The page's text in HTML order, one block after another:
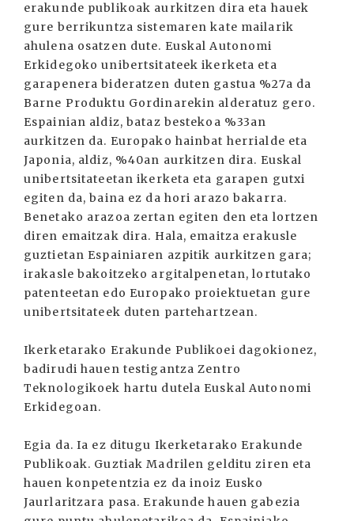
erakunde publikoak aurkitzen dira eta hauek
gure berrikuntza sistemaren kate mailarik
ahulena osatzen dute. Euskal Autonomi
Erkidegoko unibertsitateek ikerketa eta
garapenera bideratzen duten gastua %27a da
Barne Produktu Gordinarekin alderatuz gero.
Espainian aldiz, bataz bestekoa %33an
aurkitzen da. Europako hainbat herrialde eta
Japonia, aldiz, %40an aurkitzen dira. Euskal
unibertsitateetan ikerketa eta garapen gutxi
egiten da, baina ez da hori arazo bakarra.
Benetako arazoa zertan egiten den eta lortzen
diren emaitzak dira. Hala, emaitza erakusle
guztietan Espainiaren azpitik aurkitzen gara;
irakasle bakoitzeko argitalpenetan, lortutako
patenteetan edo Europako proiektuetan gure
unibertsitateek duten partehartzean.
Ikerketarako Erakunde Publikoei dagokionez,
badirudi hauen testigantza Zentro
Teknologikoek hartu dutela Euskal Autonomi
Erkidegoan.
Egia da. Ia ez ditugu Ikerketarako Erakunde
Publikoak. Guztiak Madrilen gelditu ziren eta
hauen konpetentzia ez da inoiz Eusko
Jaurlaritzara pasa. Erakunde hauen gabezia